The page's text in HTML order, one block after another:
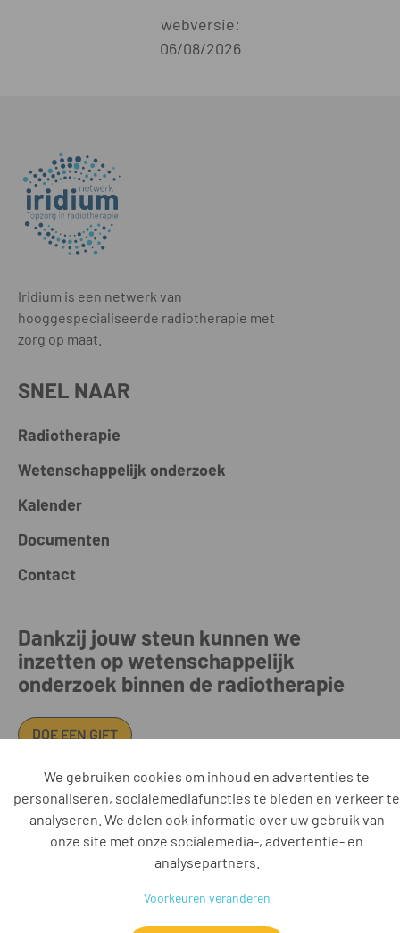
webversie:
06/08/2026
Iridium is een netwerk van
hooggespecialiseerde radiotherapie met
zorg op maat.
SNEL NAAR
Radiotherapie
Wetenschappelijk onderzoek
Kalender
Documenten
Contact
Dankzij jouw steun kunnen we
inzetten op wetenschappelijk
onderzoek binnen de radiotherapie
DOE EEN GIFT
Iridium Netwerk vzw • Oosterveldlaan 22 • 2610 Antwerpen • BE
0885.546.553 RPR Antwerpen • +32 3 443 37 37 •
AZ Klina • AZ Monica • AZ Rivierenland • AZ Voorkempen • UZA •
We gebruiken cookies om inhoud en advertenties te
personaliseren, socialemediafuncties te bieden en verkeer te
analyseren. We delen ook informatie over uw gebruik van
onze site met onze socialemedia-, advertentie- en
analysepartners.
Voorkeuren veranderen